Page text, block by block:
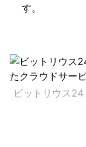
す。
ビットリウス